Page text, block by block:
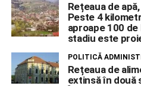
Rețeaua de
Peste 4
aproape 100
stadiu este
POLITICĂ
Rețeaua de
extinsă în două